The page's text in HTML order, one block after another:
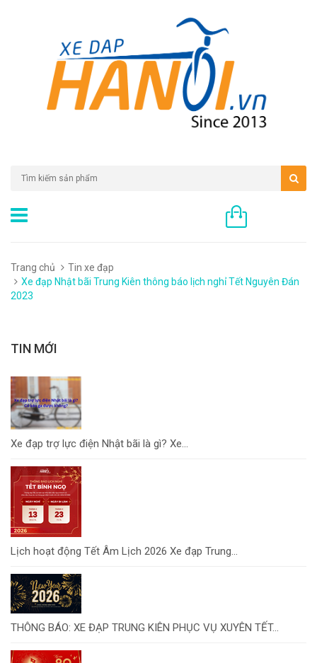
Trang chủ
Tin xe đạp
Xe đạp Nhật bãi Trung Kiên thông báo lịch nghỉ Tết Nguyên Đán
2023
TIN MỚI
Xe đạp trợ lực điện Nhật bãi là gì? Xe...
Lịch hoạt động Tết Âm Lịch 2026 Xe đạp Trung...
THÔNG BÁO: XE ĐẠP TRUNG KIÊN PHỤC VỤ XUYÊN TẾT...